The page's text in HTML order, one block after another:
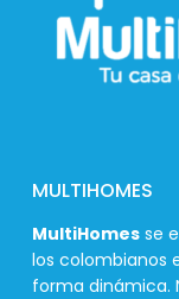
MULTIHOMES
MultiHomes se
los colombianos
forma dinámica.